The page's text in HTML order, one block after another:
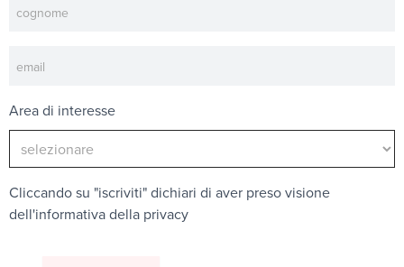
Area di interesse
Cliccando su "iscriviti" dichiari di aver preso visione
dell'informativa della privacy